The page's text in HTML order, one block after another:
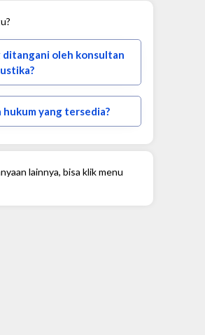
ditangani oleh konsultan
hukum yang tersedia?
lainnya, bisa klik menu